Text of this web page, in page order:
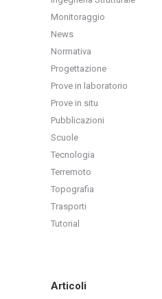
Monitoraggio
News
Normativa
Progettazione
Prove in laboratorio
Prove in situ
Pubblicazioni
Scuole
Tecnologia
Terremoto
Topografia
Trasporti
Tutorial
Articoli